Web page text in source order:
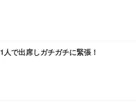
で出席しガチガチに緊張！